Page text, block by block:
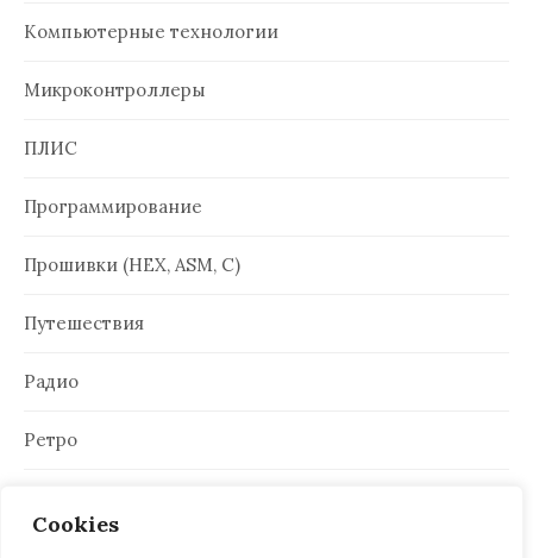
Cookies
Компьютерные технологии
Микроконтроллеры
ПЛИС
Программирование
Прошивки (HEX, ASM, C)
Путешествия
Радио
Ретро